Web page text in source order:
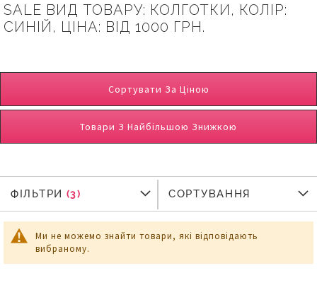
SALE ВИД ТОВАРУ: КОЛГОТКИ, КОЛІР:
СИНІЙ, ЦІНА: ВІД 1000 ГРН.
Сортувати За Ціною
Товари З Найбільшою Знижкою
Ми не можемо знайти товари, які відповідають
вибраному.
ФІЛЬТРИ
ФІЛЬТРИ СОРТУВАННЯ